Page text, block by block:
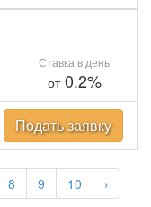
8 9 10 ›
Ставка в день
от0.2%
Подать заявку